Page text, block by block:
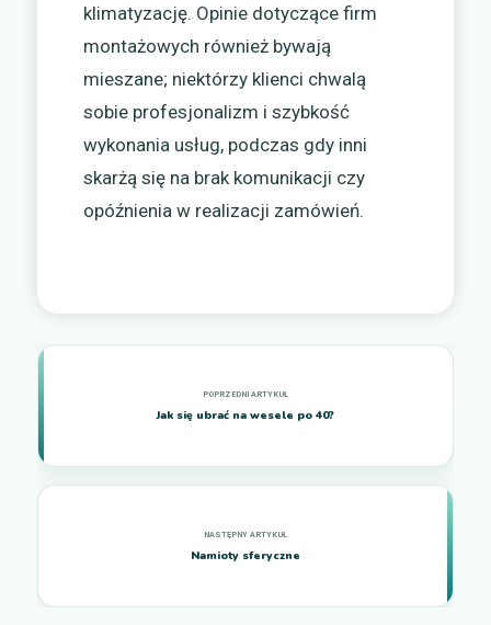
klimatyzację. Opinie dotyczące firm
montażowych również bywają
mieszane; niektórzy klienci chwalą
sobie profesjonalizm i szybkość
wykonania usług, podczas gdy inni
skarżą się na brak komunikacji czy
opóźnienia w realizacji zamówień.
Jak się ubrać na wesele po 40?
Namioty sferyczne